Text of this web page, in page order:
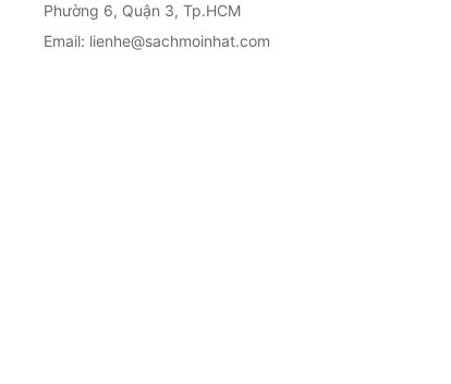
Phường 6, Quận 3, Tp.HCM
Email: lienhe@sachmoinhat.com